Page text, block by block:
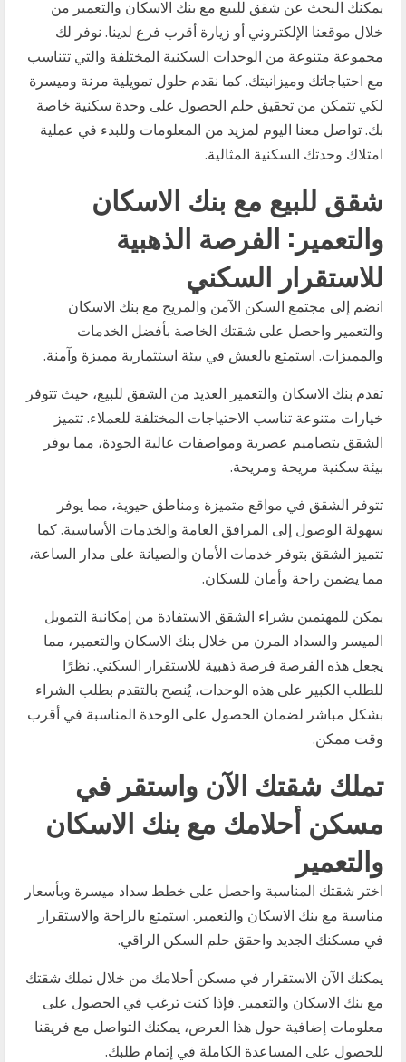
يمكنك البحث عن شقق للبيع مع بنك الاسكان والتعمير من
خلال موقعنا الإلكتروني أو زيارة أقرب فرع لدينا. نوفر لك
مجموعة متنوعة من الوحدات السكنية المختلفة والتي تتناسب
مع احتياجاتك وميزانيتك. كما نقدم حلول تمويلية مرنة وميسرة
لكي تتمكن من تحقيق حلم الحصول على وحدة سكنية خاصة
بك. تواصل معنا اليوم لمزيد من المعلومات وللبدء في عملية
امتلاك وحدتك السكنية المثالية.
شقق للبيع مع بنك الاسكان
والتعمير: الفرصة الذهبية
للاستقرار السكني
انضم إلى مجتمع السكن الآمن والمريح مع بنك الاسكان
والتعمير واحصل على شقتك الخاصة بأفضل الخدمات
والمميزات. استمتع بالعيش في بيئة استثمارية مميزة وآمنة.
تقدم بنك الاسكان والتعمير العديد من الشقق للبيع، حيث تتوفر
خيارات متنوعة تناسب الاحتياجات المختلفة للعملاء. تتميز
الشقق بتصاميم عصرية ومواصفات عالية الجودة، مما يوفر
بيئة سكنية مريحة ومريحة.
تتوفر الشقق في مواقع متميزة ومناطق حيوية، مما يوفر
سهولة الوصول إلى المرافق العامة والخدمات الأساسية. كما
تتميز الشقق بتوفر خدمات الأمان والصيانة على مدار الساعة،
مما يضمن راحة وأمان للسكان.
يمكن للمهتمين بشراء الشقق الاستفادة من إمكانية التمويل
الميسر والسداد المرن من خلال بنك الاسكان والتعمير، مما
يجعل هذه الفرصة فرصة ذهبية للاستقرار السكني. نظرًا
للطلب الكبير على هذه الوحدات، يُنصح بالتقدم بطلب الشراء
بشكل مباشر لضمان الحصول على الوحدة المناسبة في أقرب
وقت ممكن.
تملك شقتك الآن واستقر في
مسكن أحلامك مع بنك الاسكان
والتعمير
اختر شقتك المناسبة واحصل على خطط سداد ميسرة وبأسعار
مناسبة مع بنك الاسكان والتعمير. استمتع بالراحة والاستقرار
في مسكنك الجديد واحقق حلم السكن الراقي.
يمكنك الآن الاستقرار في مسكن أحلامك من خلال تملك شقتك
مع بنك الاسكان والتعمير. فإذا كنت ترغب في الحصول على
معلومات إضافية حول هذا العرض، يمكنك التواصل مع فريقنا
للحصول على المساعدة الكاملة في إتمام طلبك.